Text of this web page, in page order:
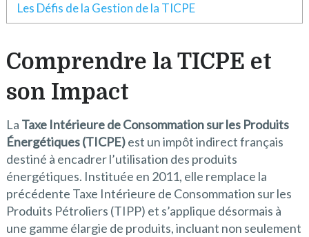
Les Défis de la Gestion de la TICPE
Comprendre la TICPE et
son Impact
La Taxe Intérieure de Consommation sur les Produits
Énergétiques (TICPE)est un impôt indirect français
destiné à encadrer l’utilisation des produits
énergétiques. Instituée en 2011, elle remplace la
précédente Taxe Intérieure de Consommation sur les
Produits Pétroliers (TIPP) et s’applique désormais à
une gamme élargie de produits, incluant non seulement